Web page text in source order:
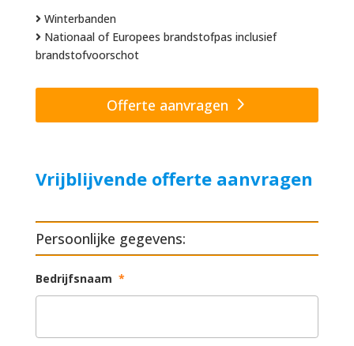
Winterbanden
Nationaal of Europees brandstofpas inclusief
brandstofvoorschot
Offerte aanvragen
Vrijblijvende offerte aanvragen
Persoonlijke gegevens:
Bedrijfsnaam *